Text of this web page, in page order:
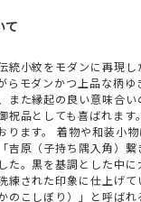
て
統小紋をモダンに再現し
らモダンかつ上品な柄ゆ
また縁起の良い意味合
祝品としても喜ばれます
ります。 着物や和装小
吉原（子持ち隅入角）繋
た。黒を基調とした中
練された印象に仕上げて
のこしぼり）」と呼ば